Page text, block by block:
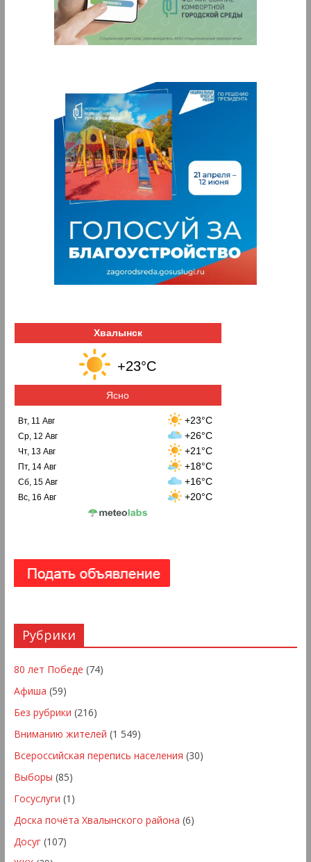
Хвалынск
+23°C
Ясно
Вт, 11 Авг +23°C
Ср, 12 Авг +26°C
Чт, 13 Авг +21°C
Пт, 14 Авг +18°C
Сб, 15 Авг +16°C
Вс, 16 Авг +20°C
Рубрики
80 лет Победе (74)
Афиша (59)
Без рубрики (216)
Вниманию жителей (1 549)
Всероссийская перепись населения (30)
Выборы (85)
Госуслуги (1)
Доска почёта Хвалынского района (6)
Досуг(107)